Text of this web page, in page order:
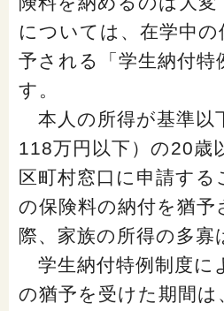
については、在学中
予される「学生納付特
す。
本人の所得が基準以
118万円以下）の20歳
区町村窓口に申請する
の保険料の納付を猶予
際、家族の所得の多寡
学生納付特例制度に
の猶予を受けた期間は